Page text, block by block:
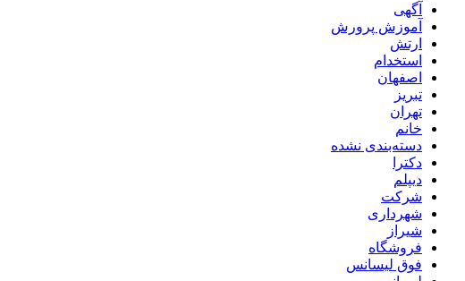
آگهی
آموزش پرورش
ارتش
استخدام
اصفهان
تبریز
تهران
خانم
دسته‌بندی نشده
دکترا
دیپلم
شرکت
شهرداری
شیراز
فروشگاه
فوق لیسانس